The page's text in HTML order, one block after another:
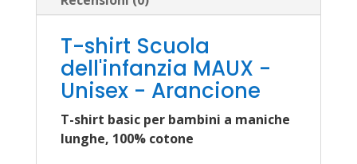
quantità
T-shirt Scuola
dell'infanzia MAUX -
Unisex - Arancione
T-shirt basic per bambini a maniche
lunghe, 100% cotone